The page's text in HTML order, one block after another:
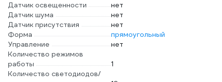
Датчик освещенности
нет
Датчик шума
нет
Датчик присутствия
нет
Форма
прямоугольный
Управление
нет
Количество режимов
работы
1
Количество светодиодов/